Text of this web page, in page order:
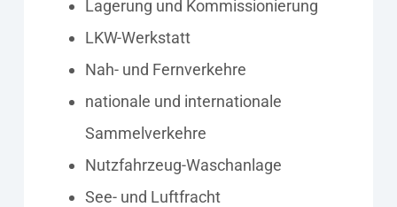
Lagerung und Kommissionierung
LKW-Werkstatt
Nah- und Fernverkehre
nationale und internationale
Sammelverkehre
Nutzfahrzeug-Waschanlage
See- und Luftfracht